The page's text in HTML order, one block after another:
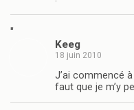
"
Keeg
18 juin 2010
J’ai commencé à
faut que je m’y